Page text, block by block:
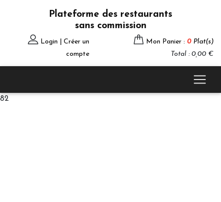
Plateforme des restaurants
sans commission
Login | Créer un
compte
Mon Panier : 0 Plat(s)
Total : 0,00 €
82